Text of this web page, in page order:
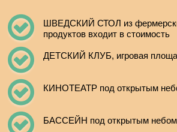
ШВЕДСКИЙ СТОЛ из
продуктов входит в стоимость
ДЕТСКИЙ КЛУБ, игровая
КИНОТЕАТР под открытым
БАССЕЙН под открытым небом